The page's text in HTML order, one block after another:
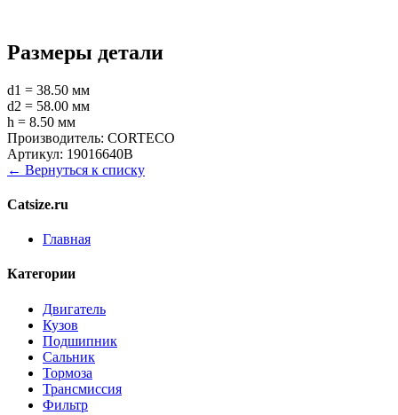
Размеры детали
d1 = 38.50 мм
d2 = 58.00 мм
h = 8.50 мм
Производитель: CORTECO
Артикул: 19016640B
← Вернуться к списку
Catsize.ru
Главная
Категории
Двигатель
Кузов
Подшипник
Сальник
Тормоза
Трансмиссия
Фильтр